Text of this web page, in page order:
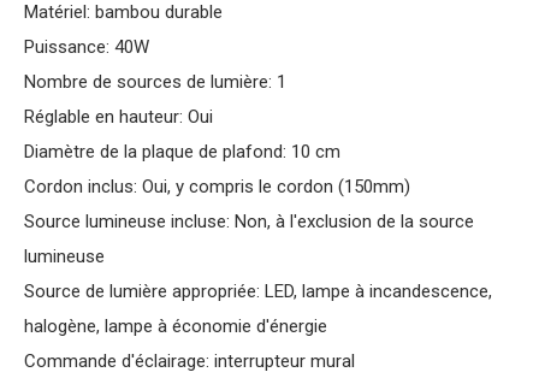
Matériel: bambou durable
Puissance: 40W
Nombre de sources de lumière: 1
Réglable en hauteur: Oui
Diamètre de la plaque de plafond: 10 cm
Cordon inclus: Oui, y compris le cordon (150mm)
Source lumineuse incluse: Non, à l'exclusion de la source
lumineuse
Source de lumière appropriée: LED, lampe à incandescence,
halogène, lampe à économie d'énergie
Commande d'éclairage: interrupteur mural